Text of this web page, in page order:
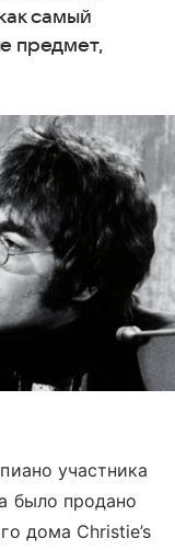
самый
предмет,
участника
было продано
дома Christie’s